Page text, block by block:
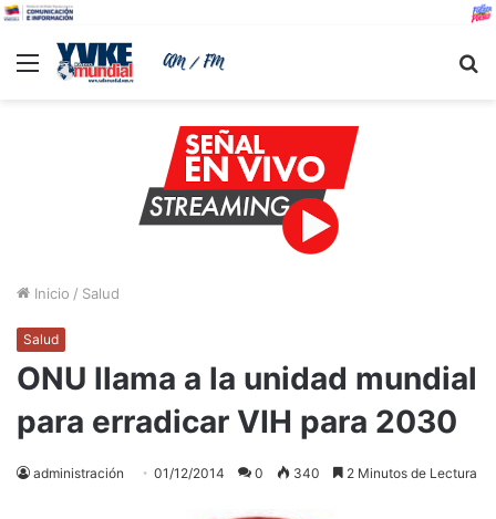
Menu
Inicio / Salud
Salud
ONU llama a la unidad mundial
para erradicar VIH para 2030
administración 01/12/2014 0 340 2 Minutos de Lectura